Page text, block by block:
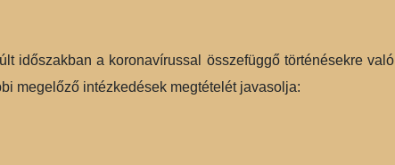
időszakban a koronavírussal összefüggő történésekre való
megelőző intézkedések megtételét javasolja: